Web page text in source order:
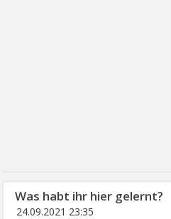
Was habt ihr hier gelernt?
24.09.2021 23:35